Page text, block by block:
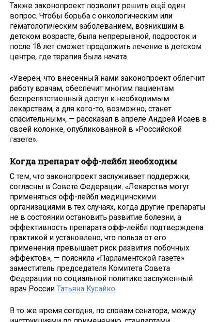
Также законопроект позволит решить ещё один
вопрос. Чтобы борьба с онкологическим или
гематологическим заболеванием, возникшим в
детском возрасте, была непрерывной, подросток и
после 18 лет сможет продолжить лечение в детском
центре, где терапия была начата.
«Уверен, что внесенный нами законопроект облегчит
работу врачам, обеспечит многим пациентам
беспрепятственный доступ к необходимым
лекарствам, а для кого-то, возможно, станет
спасительным», — рассказал в апреле Андрей Исаев в
своей колонке, опубликованной в «Российской
газете».
Когда препарат офф-лейбл необходим
С тем, что законопроект заслуживает поддержки,
согласны в Совете Федерации. «Лекарства могут
применяться офф-лейбл медицинскими
организациями в тех случаях, когда другие препараты
не в состоянии остановить развитие болезни, а
эффективность препарата офф-лейбл подтверждена
практикой и установлено, что польза от его
применения превышает риск развития побочных
эффектов», — пояснила «Парламентской газете»
заместитель председателя Комитета Совета
Федерации по социальной политике заслуженный
врач России Татьяна Кусайко.
В то же время сегодня, по словам сенатора, между